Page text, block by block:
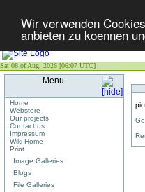
Wir verwenden
anbieten zu koennen
Sat 08 of Aug, 2026 [06:07 UTC]
Menu
Home
Webstore
Our projects
Contact us
Impressum
Wiki Home
Print
Image Galleries
Blogs
File Galleries